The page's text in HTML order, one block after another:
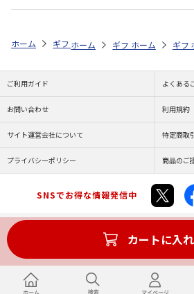
カートに入
ホーム ギフトストア お中元・夏ギフト
ホーム ギフトストア お
ホーム ギフ
ご利用ガイド よくある
お問い合わせ 利用規約
サイト運営会社について 特定商取
プライバシーポリシー 商品のご
SNSでお得な情報発信中